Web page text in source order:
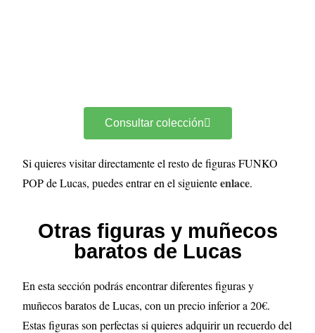
Consultar colección
Si quieres visitar directamente el resto de figuras FUNKO
POP de Lucas, puedes entrar en el siguienteenlace.
Otras figuras y muñecos
baratos de Lucas
En esta sección podrás encontrar diferentes figuras y
muñecos baratos de Lucas, con un precio inferior a 20€.
Estas figuras son perfectas si quieres adquirir un recuerdo del